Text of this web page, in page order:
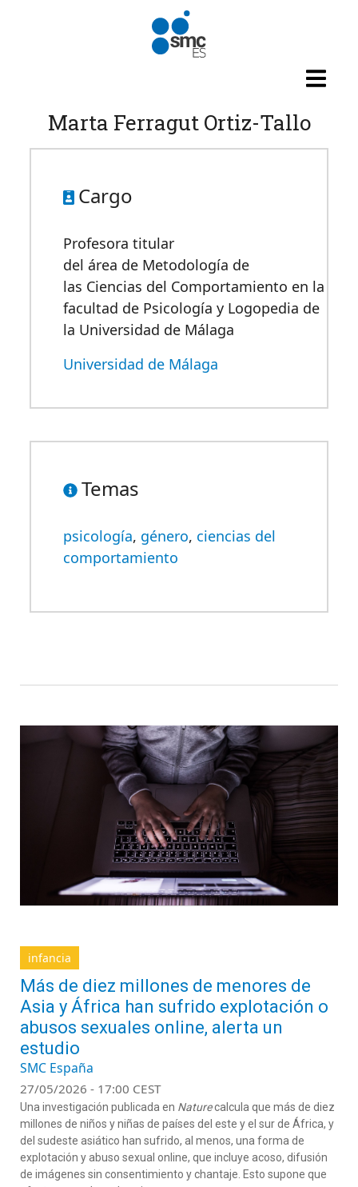
Pasar al contenido principal
Marta Ferragut Ortiz-Tallo
Cargo
Profesora titular
del área de Metodología de
las Ciencias del Comportamiento en la
facultad de Psicología y Logopedia de
la Universidad de Málaga
Universidad de Málaga
Temas
psicología, género, ciencias del
comportamiento
infancia
Más de diez millones de menores de
Asia y África han sufrido explotación o
abusos sexuales online, alerta un
estudio
SMC España
27/05/2026 - 17:00 CEST
Una investigación publicada en Naturecalcula que más de diez
millones de niños y niñas de países del este y el sur de África, y
del sudeste asiático han sufrido, al menos, una forma de
explotación y abuso sexual online, que incluye acoso, difusión
de imágenes sin consentimiento y chantaje. Esto supone que